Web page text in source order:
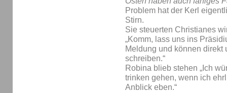
Problem hat der Kerl
Stirn.
Sie steuerten Christianes
„Komm, lass uns ins
Meldung und können direkt
schreiben.“
Robina blieb stehen „Ich
trinken gehen, wenn ich
Anblick eben.“